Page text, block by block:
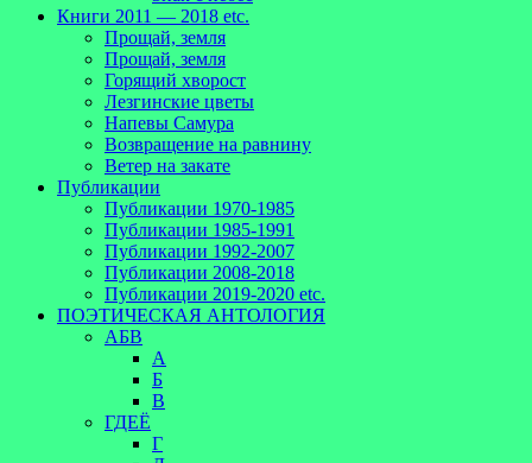
Книги 2011 — 2018 etc.
Прощай, земля
Прощай, земля
Горящий хворост
Лезгинские цветы
Напевы Самура
Возвращение на равнину
Ветер на закате
Публикации
Публикации 1970-1985
Публикации 1985-1991
Публикации 1992-2007
Публикации 2008-2018
Публикации 2019-2020 etc.
ПОЭТИЧЕСКАЯ АНТОЛОГИЯ
АБВ
А
Б
В
ГДЕЁ
Г